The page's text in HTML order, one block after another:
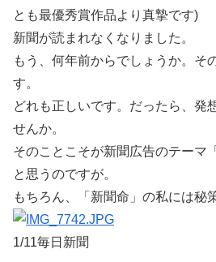
とも最優秀賞作品より真摯です)
新聞が読まれなくなりました。
もう、何年前からでしょうか。そ
す。
どれも正しいです。だったら、発
せんか。
そのことこそが新聞広告のテーマ
と思うのですが。
もちろん、「新聞命」の私には秘
1/11毎日新聞